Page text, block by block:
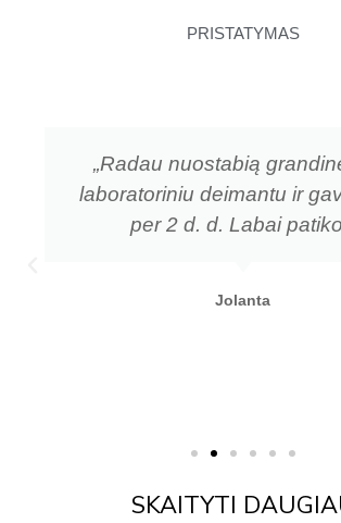
PRISTATYMAS
„Radau nuostabią
laboratoriniu deimantu ir
per 2 d. d. Labai
Jolanta
SKAITYTI